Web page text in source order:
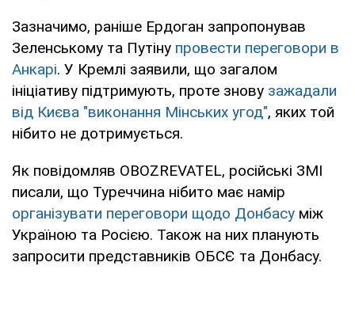
Зазначимо, раніше Ердоган запропонував
Зеленському та Путіну провести переговори в
Анкарі. У Кремлі заявили, що загалом
ініціативу підтримують, проте знову зажадали
від Києва "виконання Мінських угод", яких той
нібито не дотримується.
Як повідомляв OBOZREVATEL, російські ЗМІ
писали, що Туреччина нібито має намір
організувати переговори щодо Донбасу між
Україною та Росією. Також на них планують
запросити представників ОБСЄ та Донбасу.